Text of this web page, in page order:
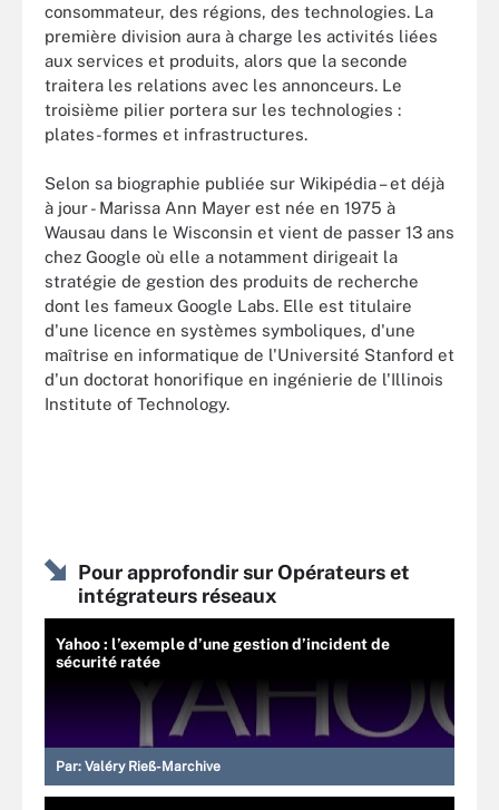
consommateur, des régions, des technologies. La
première division aura à charge les activités liées
aux services et produits, alors que la seconde
traitera les relations avec les annonceurs. Le
troisième pilier portera sur les technologies :
plates-formes et infrastructures.
Selon sa biographie publiée sur Wikipédia – et déjà
à jour - Marissa Ann Mayer est née en 1975 à
Wausau dans le Wisconsin et vient de passer 13 ans
chez Google où elle a notamment dirigeait la
stratégie de gestion des produits de recherche
dont les fameux Google Labs. Elle est titulaire
d'une licence en systèmes symboliques, d'une
maîtrise en informatique de l'Université Stanford et
d'un doctorat honorifique en ingénierie de l'Illinois
Institute of Technology.
Pour approfondir sur Opérateurs et
intégrateurs réseaux
Yahoo : l’exemple d’une gestion d’incident de
sécurité ratée
Par: Valéry Rieß-Marchive